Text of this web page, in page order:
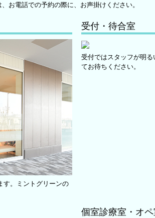
お電話での予約の際に、お声掛けください。
す。ミントグリーンの
受付・待合室
受付ではスタッフが明
てお待ちください。
個室診療室・オペ